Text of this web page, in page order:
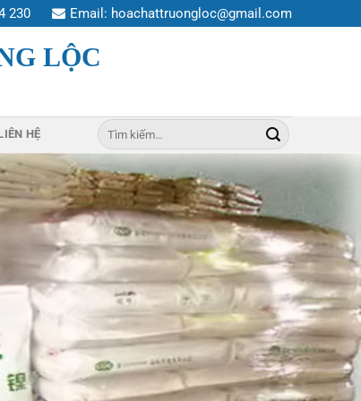
230 Email: hoachattruongloc@gmail.com
LỘC
HỆ
Tìm
kiếm: